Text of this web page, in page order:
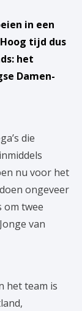
in een
tijd dus
het
Damen-
die
nu voor het
ongeveer
om twee
van
het team is